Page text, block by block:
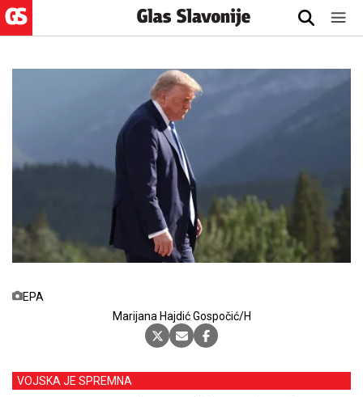
EPA
Marijana Hajdić Gospočić/H
VOJSKA JE SPREMNA